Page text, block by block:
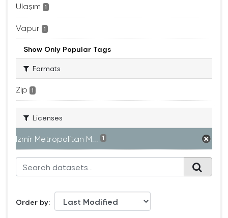
Ulaşım 1
Vapur 1
Show Only Popular Tags
Formats
Zip 1
Licenses
Izmir Metropolitan M... 1
Order by